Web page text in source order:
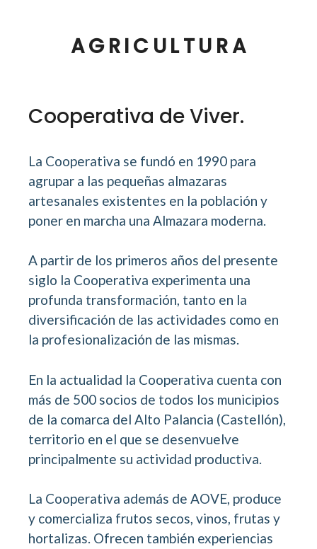
AGRICULTURA
Cooperativa de Viver.
La Cooperativa se fundó en 1990 para
agrupar a las pequeñas almazaras
artesanales existentes en la población y
poner en marcha una Almazara moderna.
A partir de los primeros años del presente
siglo la Cooperativa experimenta una
profunda transformación, tanto en la
diversificación de las actividades como en
la profesionalización de las mismas.
En la actualidad la Cooperativa cuenta con
más de 500 socios de todos los municipios
de la comarca del Alto Palancia (Castellón),
territorio en el que se desenvuelve
principalmente su actividad productiva.
La Cooperativa además de AOVE, produce
y comercializa frutos secos, vinos, frutas y
hortalizas. Ofrecen también experiencias